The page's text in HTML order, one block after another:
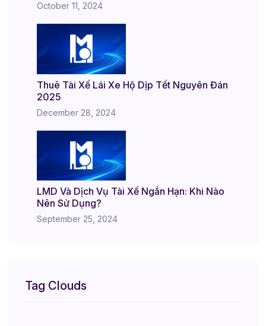
October 11, 2024
Thuê Tài Xế Lái Xe Hộ Dịp Tết Nguyên Đán
2025
December 28, 2024
LMD Và Dịch Vụ Tài Xế Ngắn Hạn: Khi Nào
Nên Sử Dụng?
September 25, 2024
Tag Clouds